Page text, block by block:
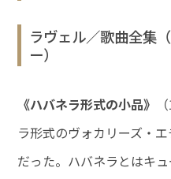
ラヴェル／歌曲全集
ー）
《ハバネラ形式の小品》
ラ形式のヴォカリーズ・
だった。ハバネラとはキ